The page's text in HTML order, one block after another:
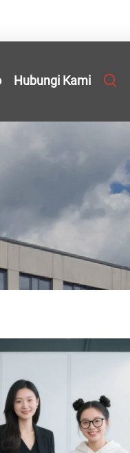
Hubungi Kami